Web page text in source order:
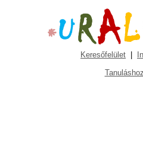
Keresőfelület